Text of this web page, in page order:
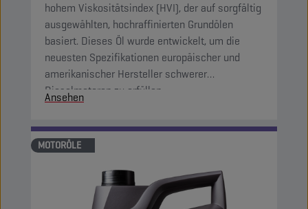
hohem Viskositätsindex (HVI), der auf sorgfältig
ausgewählten, hochraffinierten Grundölen
basiert. Dieses Öl wurde entwickelt, um die
neuesten Spezifikationen europäischer und
amerikanischer Hersteller schwerer
Dieselmotoren zu erfüllen.
Ansehen
MOTORÖLE